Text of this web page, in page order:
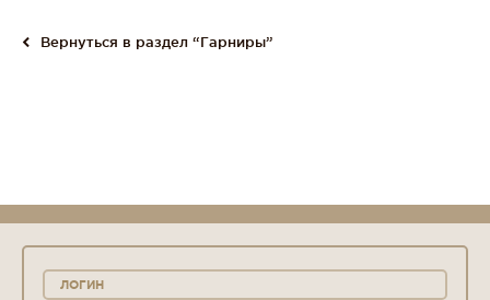
Вернуться в раздел “Гарниры”